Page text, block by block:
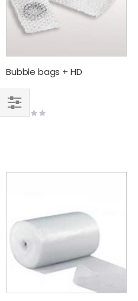
Bubble bags + HD
Rating:
0%
FILTER